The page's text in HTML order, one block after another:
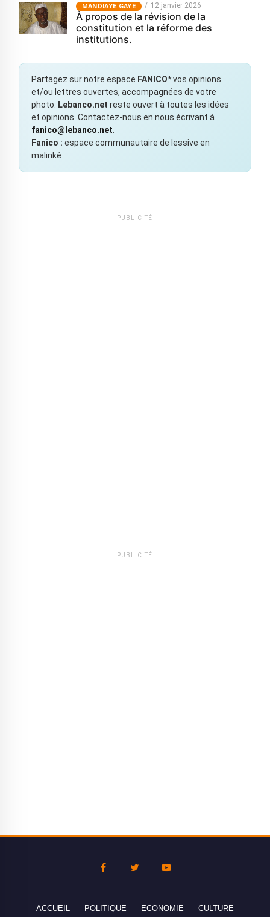
MANDIAYE GAYE 12 janvier 2026
À propos de la révision de la
constitution et la réforme des
institutions.
Partagez sur notre espace FANICO*vos opinions
et/ou lettres ouvertes, accompagnées de votre
photo.
Lebanco.net reste ouvert à toutes les idées
et opinions. Contactez-nous en nous écrivant à
fanico@lebanco.net
Fanico : espace communautaire de lessive en
malinké
PUBLICITÉ
PUBLICITÉ
ACCUEIL POLITIQUE ECONOMIE CULTURE